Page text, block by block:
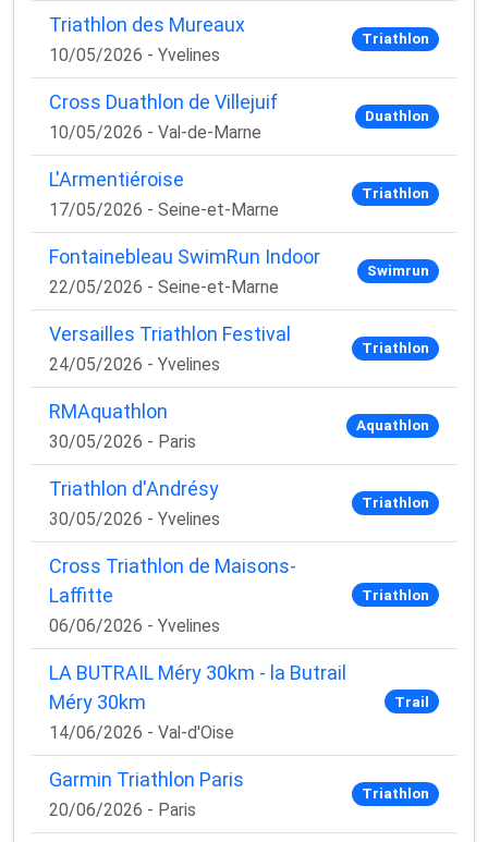
Triathlon des Mureaux
10/05/2026 - Yvelines
Triathlon
Cross Duathlon de Villejuif
10/05/2026 - Val-de-Marne
Duathlon
L'Armentiéroise
17/05/2026 - Seine-et-Marne
Triathlon
Fontainebleau SwimRun Indoor
22/05/2026 - Seine-et-Marne
Swimrun
Versailles Triathlon Festival
24/05/2026 - Yvelines
Triathlon
RMAquathlon
30/05/2026 - Paris
Aquathlon
Triathlon d'Andrésy
30/05/2026 - Yvelines
Triathlon
Cross Triathlon de Maisons-
Laffitte
06/06/2026 - Yvelines
Triathlon
LA BUTRAIL Méry 30km - la Butrail
Méry 30km
14/06/2026 - Val-d'Oise
Trail
Garmin Triathlon Paris
20/06/2026 - Paris
Triathlon